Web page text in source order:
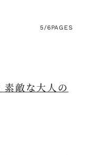
5/6PAGES
素敵な大人の